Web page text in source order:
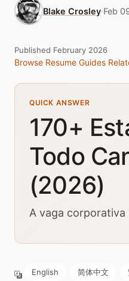
Blake Crosley·Feb
Published February 2026
Browse Resume Guides
QUICK ANSWER
170+
Todo
(2026)
A vaga corporativa
English 简体中文